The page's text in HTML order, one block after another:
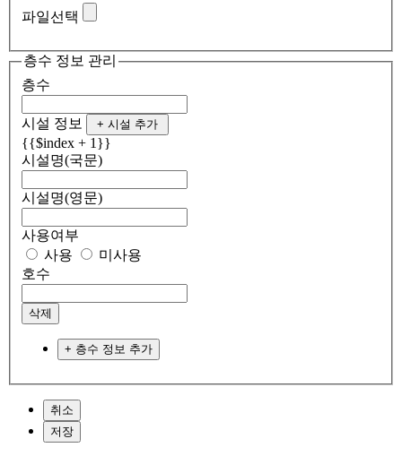
파일선택
층수 정보 관리
층수
시설 정보 + 시설 추가
{{$index + 1}}
시설명(국문)
시설명(영문)
사용여부
사용
미사용
호수
삭제
+ 층수 정보 추가
취소
저장